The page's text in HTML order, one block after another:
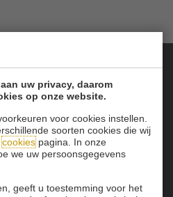
uw privacy, daarom
op onze website.
voor cookies instellen.
soorten cookies die wij
cookiespagina. In onze
we uw persoonsgegevens
geeft u toestemming voor het
sponsoren: